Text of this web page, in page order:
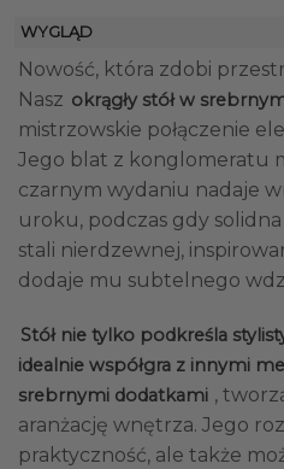
WYGLĄD
Nowość, która zdobi
Nasz okrągły stół w
mistrzowskie połączenie
Jego blat z konglomeratu
czarnym wydaniu nadaje
uroku, podczas gdy
stali nierdzewnej,
dodaje mu subtelnego
Stół nie tylko podkreśla
idealnie współgra z innymi
srebrnymi dodatkami ,
aranżację wnętrza. Jego
praktyczność, ale także